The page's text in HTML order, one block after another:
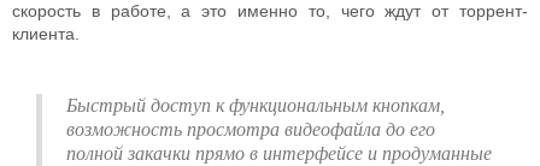
скорость в работе, а это именно то, чего ждут от торрент-
клиента.
Быстрый доступ к функциональным кнопкам,
возможность просмотра видеофайла до его
полной закачки прямо в интерфейсе и продуманные